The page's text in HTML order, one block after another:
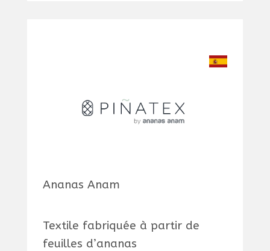
Ananas Anam
Textile fabriquée à partir de
feuilles d’ananas